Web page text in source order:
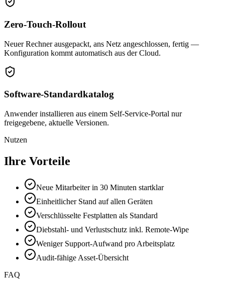
Zero-Touch-Rollout
Neuer Rechner ausgepackt, ans Netz angeschlossen, fertig —
Konfiguration kommt automatisch aus der Cloud.
Software-Standardkatalog
Anwender installieren aus einem Self-Service-Portal nur
freigegebene, aktuelle Versionen.
Nutzen
Ihre Vorteile
Neue Mitarbeiter in 30 Minuten startklar
Einheitlicher Stand auf allen Geräten
Verschlüsselte Festplatten als Standard
Diebstahl- und Verlustschutz inkl. Remote-Wipe
Weniger Support-Aufwand pro Arbeitsplatz
Audit-fähige Asset-Übersicht
FAQ